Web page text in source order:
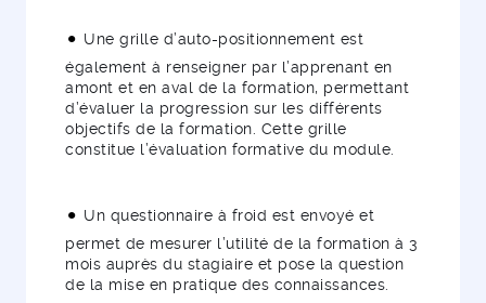
Une grille d’auto-positionnement est
également à renseigner par l’apprenant en
amont et en aval de la formation, permettant
d’évaluer la progression sur les différents
objectifs de la formation. Cette grille
constitue l’évaluation formative du module.
Un questionnaire à froid est envoyé et
permet de mesurer l’utilité de la formation à 3
mois auprès du stagiaire et pose la question
de la mise en pratique des connaissances.